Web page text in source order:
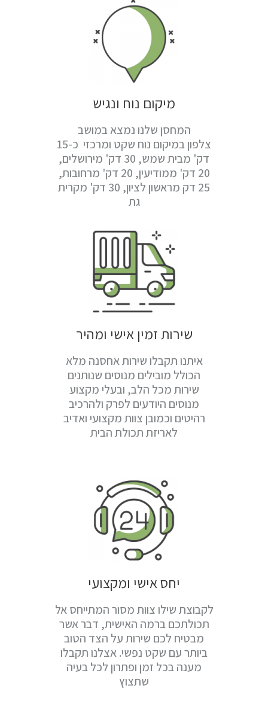
מיקום נוח ונגיש
המחסן שלנו נמצא במושב
צלפון במיקום נוח שקט ומרכזי כ-15
דק' מבית שמש, 30 דק' מירושלים,
20 דק' ממודיעין, 20 דק' מרחובות,
25 דק מראשון לציון, 30 דק' מקרית
גת
שירות זמין אישי ומהיר
איתנו תקבלו שירות אחסנה מלא
הכולל מובילים מנוסים שנותנים
שירות מכל הלב, ובעלי מקצוע
מנוסים היודעים לפרק ולהרכיב
רהיטים וכמובן צוות מקצועי ואדיב
לאריזת תכולת הבית
יחס אישי ומקצועי
לקבוצת שילו צוות מסור המתייחס אל
תכולתכם ברמה האישית, דבר אשר
מבטיח לכם שירות על הצד הטוב
ביותר עם שקט נפשי. אצלנו תקבלו
מענה בכל זמן ופתרון לכל בעיה
שתצוץ